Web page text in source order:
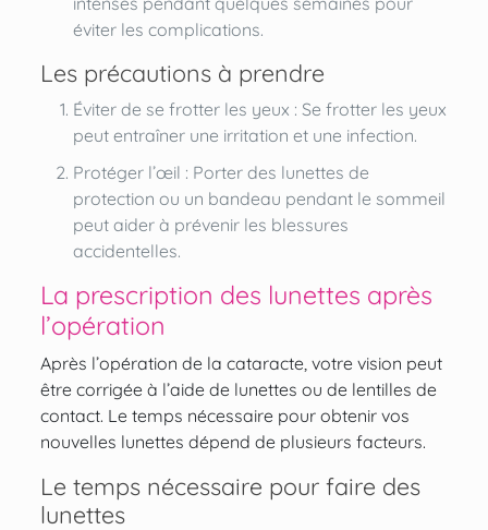
éviter les complications.
Les précautions à prendre
Éviter de se frotter les yeux : Se frotter les yeux
peut entraîner une irritation et une infection.
Protéger l’œil : Porter des lunettes de
protection ou un bandeau pendant le sommeil
peut aider à prévenir les blessures
accidentelles.
La prescription des lunettes après
l’opération
Après l’opération de la cataracte, votre vision peut
être corrigée à l’aide de lunettes ou de lentilles de
contact. Le temps nécessaire pour obtenir vos
nouvelles lunettes dépend de plusieurs facteurs.
Le temps nécessaire pour faire des
lunettes